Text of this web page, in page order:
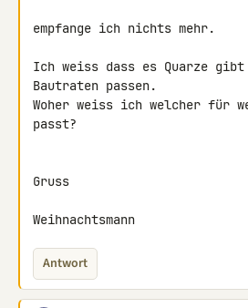
empfange ich nichts mehr.
Ich weiss dass es Quarze
Bautraten passen.
Woher weiss ich welcher für
passt?
Gruss
Weihnachtsmann
Antwort